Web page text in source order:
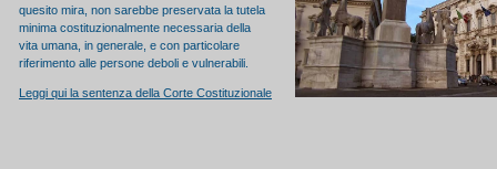
quesito mira, non sarebbe preservata la tutela
minima costituzionalmente necessaria della
vita umana, in generale, e con particolare
riferimento alle persone deboli e vulnerabili.
Leggi qui la sentenza della Corte Costituzionale